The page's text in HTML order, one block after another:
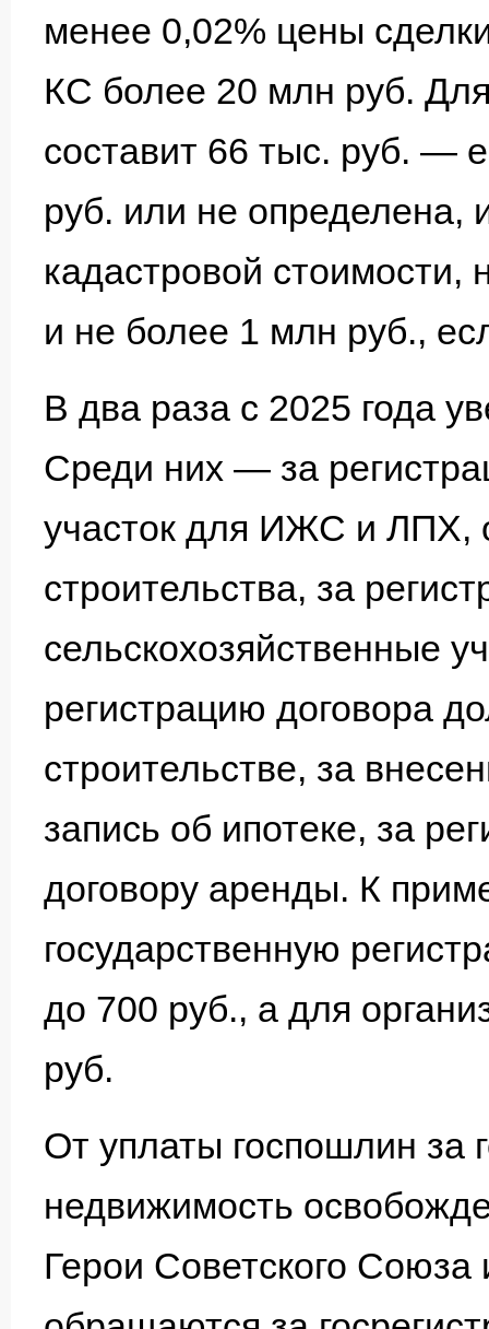
менее 0,02% цены
КС более 20 млн руб.
составит 66 тыс. руб. —
руб. или не определена,
кадастровой
и не более 1 млн руб.,
В два раза с 2025 года
Среди них — за
участок для ИЖС и ЛПХ,
строительства, за
сельскохозяйственные
регистрацию договора
строительстве, за
запись об ипотеке, за
договору аренды. К
государственную
до 700 руб., а для
руб.
От уплаты госпошлин за
недвижимость
Герои Советского